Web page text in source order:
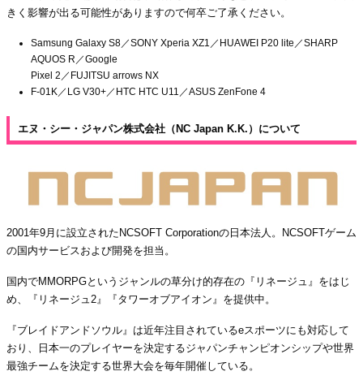
きく影響が出る可能性がありますので何卒ご了承ください。
Samsung Galaxy S8／SONY Xperia XZ1／HUAWEI P20 lite／SHARP
AQUOS R／Google
Pixel 2／FUJITSU arrows NX
F-01K／LG V30+／HTC HTC U11／ASUS ZenFone 4
エヌ・シー・ジャパン株式会社（NC Japan K.K.）について
2001年9月に設立されたNCSOFT Corporationの日本法人。NCSOFTゲーム
の国内サービスおよび開発を担当。
国内でMMORPGというジャンルの草分け的存在の『リネージュ』をはじ
め、『リネージュ2』『タワーオブアイオン』を提供中。
『ブレイドアンドソウル』は近年注目されているeスポーツにも対応して
おり、日本一のプレイヤーを決定するジャパンチャンピオンシップや世界
最強チームを決定する世界大会を毎年開催している。